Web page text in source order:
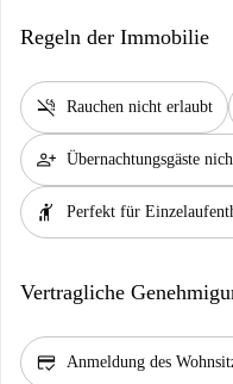
Regeln der Immobilie
smoke_free Rauchen nicht erlaubt
person_add Übernachtungsgäste
hail Perfekt für
Vertragliche
credit_score Anmeldung des